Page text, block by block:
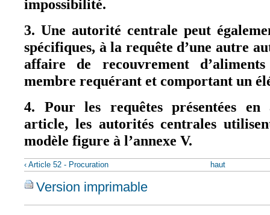
impossibilité.
3. Une autorité centrale peut
spécifiques, à la requête d’une autre
affaire de recouvrement
membre requérant et comportant un
4. Pour les requêtes présentées
article, les autorités centrales
modèle figure à l’annexe V.
‹ Article 52 - Procuration haut
Version imprimable